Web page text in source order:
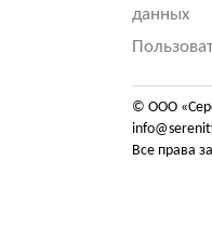
данных
© ООО
Все права